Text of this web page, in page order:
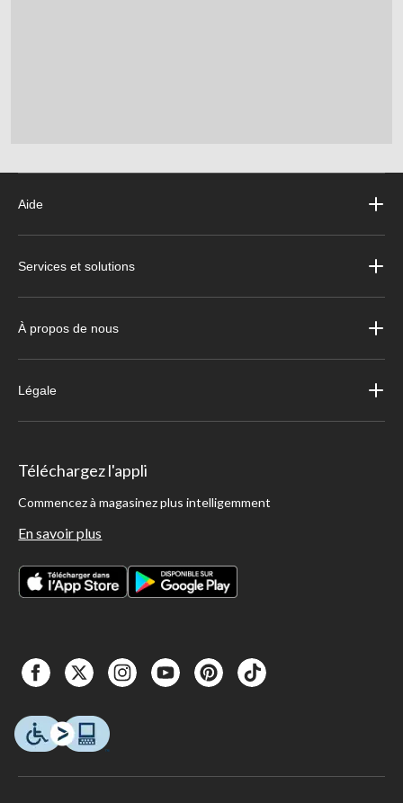
Aide
Services et solutions
À propos de nous
Légale
Téléchargez l'appli
Commencez à magasinez plus intelligemment
En savoir plus